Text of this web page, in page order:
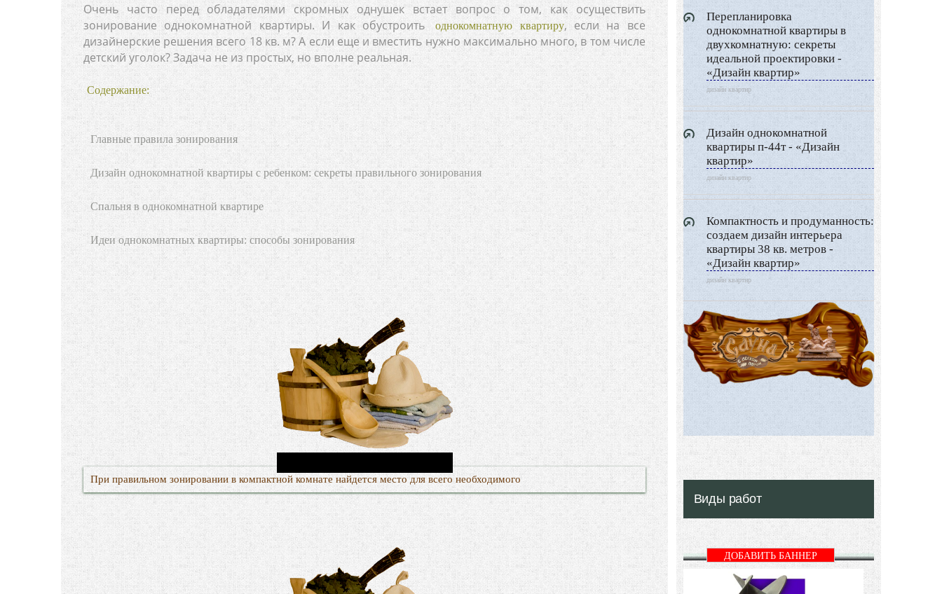
Очень часто перед обладателями скромных однушек встает вопрос о том, как осуществить
зонирование однокомнатной квартиры. И как обустроить
однокомнатную квартиру, если на все
дизайнерские решения всего 18 кв. м? А если еще и вместить нужно максимально много, в том числе
детский уголок? Задача не из простых, но вполне реальная.
Содержание:
Главные правила зонирования
Дизайн однокомнатной квартиры с ребенком: секреты правильного зонирования
Спальня в однокомнатной квартире
Идеи однокомнатных квартиры: cпособы зонирования
При правильном зонировании в компактной комнате найдется место для всего необходимого
Ландшафтный дизайн
LIMITED EDITION
Видео новости
Дизайн разное
Другие услуги
Перепланировка
однокомнатной квартиры в
двухкомнатную: секреты
идеальной проектировки -
«Дизайн квартир»
дизайн квартир
Дизайн однокомнатной
квартиры п-44т - «Дизайн
квартир»
дизайн квартир
Компактность и продуманность:
создаем дизайн интерьера
квартиры 38 кв. метров -
«Дизайн квартир»
дизайн квартир
Виды работ
ДОБАВИТЬ БАННЕР